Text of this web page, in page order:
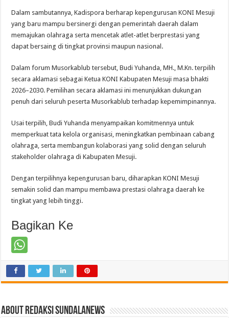
Dalam sambutannya, Kadispora berharap kepengurusan KONI Mesuji
yang baru mampu bersinergi dengan pemerintah daerah dalam
memajukan olahraga serta mencetak atlet-atlet berprestasi yang
dapat bersaing di tingkat provinsi maupun nasional.
Dalam forum Musorkablub tersebut, Budi Yuhanda, MH., M.Kn. terpilih
secara aklamasi sebagai Ketua KONI Kabupaten Mesuji masa bhakti
2026–2030. Pemilihan secara aklamasi ini menunjukkan dukungan
penuh dari seluruh peserta Musorkablub terhadap kepemimpinannya.
Usai terpilih, Budi Yuhanda menyampaikan komitmennya untuk
memperkuat tata kelola organisasi, meningkatkan pembinaan cabang
olahraga, serta membangun kolaborasi yang solid dengan seluruh
stakeholder olahraga di Kabupaten Mesuji.
Dengan terpilihnya kepengurusan baru, diharapkan KONI Mesuji
semakin solid dan mampu membawa prestasi olahraga daerah ke
tingkat yang lebih tinggi.
Bagikan Ke
About Redaksi Sundalanews